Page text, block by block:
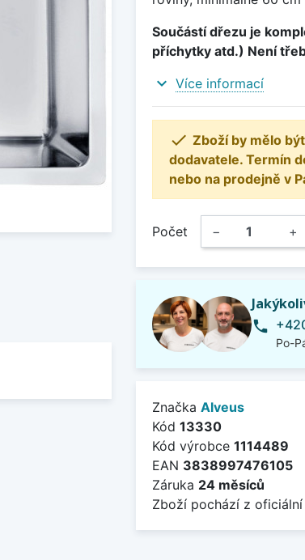
Součástí dřezu je
příchytky atd.) Není
expand_more Více informací
 Zboží by mělo
dodavatele. Termín
nebo na prodejně v
Počet − +
phone
Po-
Značka Alveus
Kód 13330
Kód výrobce 1114489
EAN 3838997476105
Záruka 24 měsíců
Zboží pochází z